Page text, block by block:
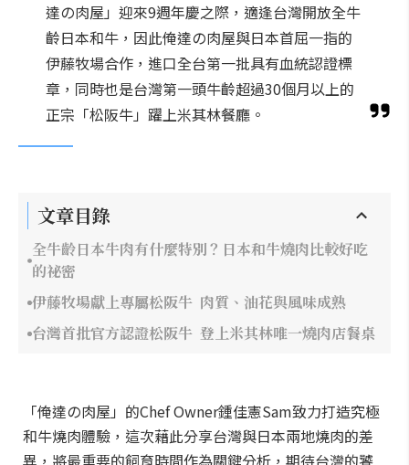
達の肉屋」迎來9週年慶之際，適逢台灣開放全牛
齡日本和牛，因此俺達の肉屋與日本首屈一指的
伊藤牧場合作，進口全台第一批具有血統認證標
章，同時也是台灣第一頭牛齡超過30個月以上的
正宗「松阪牛」躍上米其林餐廳。
文章目錄
全牛齡日本牛肉有什麼特別？日本和牛燒肉比較好吃
的祕密
伊藤牧場獻上專屬松阪牛 肉質、油花與風味成熟
台灣首批官方認證松阪牛 登上米其林唯一燒肉店餐桌
「俺達の肉屋」的Chef Owner鍾佳憲Sam致力打造究極
和牛燒肉體驗，這次藉此分享台灣與日本兩地燒肉的差
異，將最重要的飼育時間作為關鍵分析，期待台灣的饕